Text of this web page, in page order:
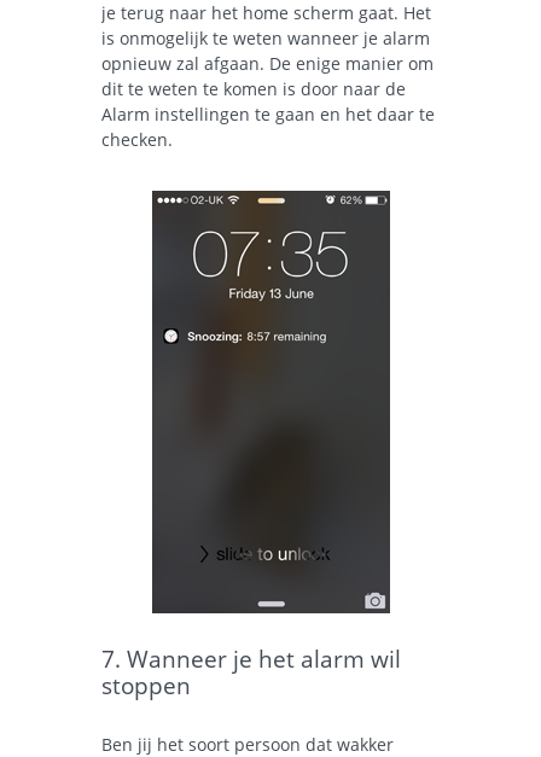
je terug naar het home scherm gaat. Het
is onmogelijk te weten wanneer je alarm
opnieuw zal afgaan. De enige manier om
dit te weten te komen is door naar de
Alarm instellingen te gaan en het daar te
checken.
7. Wanneer je het alarm wil
stoppen
Ben jij het soort persoon dat wakker